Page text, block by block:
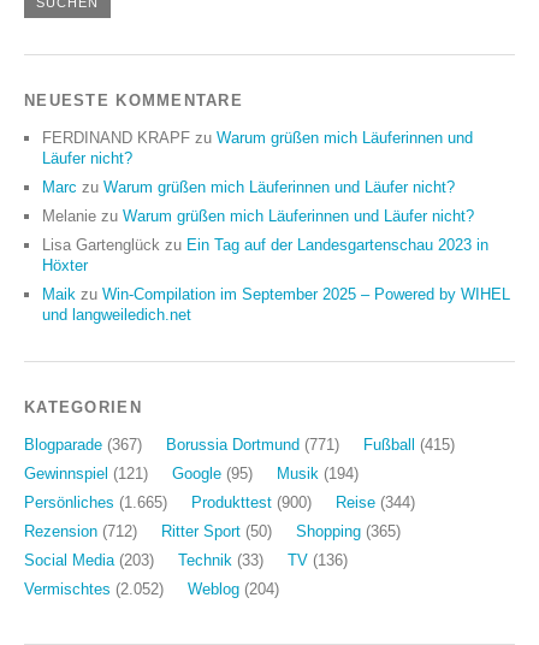
NEUESTE KOMMENTARE
FERDINAND KRAPF zu Warum grüßen mich Läuferinnen und
Läufer nicht?
Marc zu Warum grüßen mich Läuferinnen und Läufer nicht?
Melanie zu Warum grüßen mich Läuferinnen und Läufer nicht?
Lisa Gartenglück zu Ein Tag auf der Landesgartenschau 2023 in
Höxter
Maik zu Win-Compilation im September 2025 – Powered by WIHEL
und langweiledich.net
KATEGORIEN
Blogparade (367) Borussia Dortmund (771) Fußball
(415)
Gewinnspiel (121) Google (95) Musik (194)
Persönliches (1.665) Produkttest (900) Reise (344)
Rezension (712) Ritter Sport (50) Shopping (365)
Social Media (203) Technik (33) TV (136)
Vermischtes (2.052) Weblog (204)